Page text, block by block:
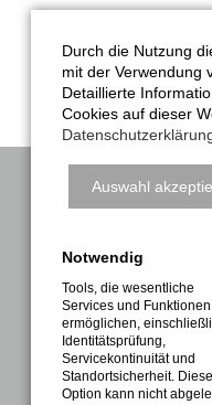
nordwalde.de
sich bitte an die
NAVIGATION
Gesundheitssport
Sportabzeichen
Termine
Durch die Nutzung
mit der Verwendung
Detaillierte
Cookies auf dieser
Auswahl
Notwendig
Tools, die wesentliche
Services und Funktionen
ermöglichen,
Identitätsprüfung,
Servicekontinuität und
Standortsicherheit. Diese
Option kann nicht